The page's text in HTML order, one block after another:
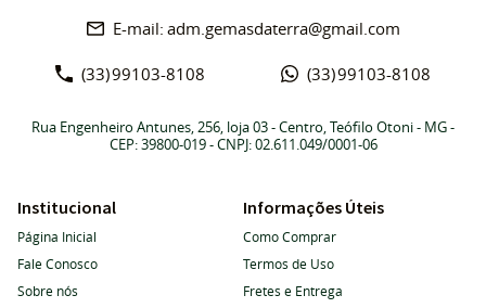
(33)99103-8108 (33)99103-8108
adm.gemasdaterra@gmail.com
Rua Engenheiro Antunes, 256, loja 03-Centro, Teófilo Otoni- MG-
CEP: 39800-019- CNPJ: 02.611.049/0001-06
Institucional
Página Inicial
Fale Conosco
Sobre nós
Informações Úteis
Como Comprar
Termos de Uso
Fretes e Entrega